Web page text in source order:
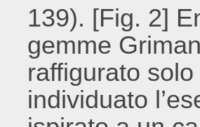
139). [Fig. 2]
gemme
raffigurato
individuato